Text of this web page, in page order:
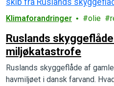
Klimaforandringer olie
Ruslands
miljøkatastrofe
Ruslands skyggeflåde af
havmiljøet i dansk farvand.